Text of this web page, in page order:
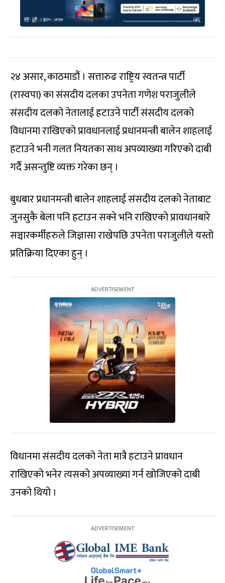
२४ असार, काठमाडौं । सत्तारुढ राष्ट्रिय स्वतन्त्र पार्टी
(रास्वपा) का संसदीय दलका उपनेता गणेश पराजुलीले
संसदीय दलको नेतालाई हटाउने पार्टी संसदीय दलको
विधानमा राखिएको प्रावधानलाई प्रधानमन्त्री बालेन शाहलाई
हटाउने भनी गलत नियतका साथ अपव्याख्या गरिएको दाबी
गर्दै असन्तुष्टि व्यक्त गरेका छन् ।
बुधबार प्रधानमन्त्री बालेन शाहलाई संसदीय दलको नेताबाट
जुनसुकै बेला पनि हटाउन सक्ने भनि राखिएको प्रावधानबारे
सञ्चारकर्मीहरुले जिज्ञासा राखेपछि उपनेता पराजुलीले यस्तो
प्रतिक्रिया दिएका हुन् ।
विधानमा संसदीय दलको नेता मात्रै हटाउने प्रावधान
राखिएको भनेर त्यसको अपव्याख्या गर्न खोजिएको दाबी
उनको थियो ।